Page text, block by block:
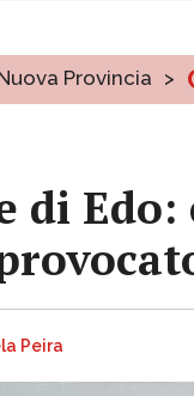
Provincia >
di
Peira